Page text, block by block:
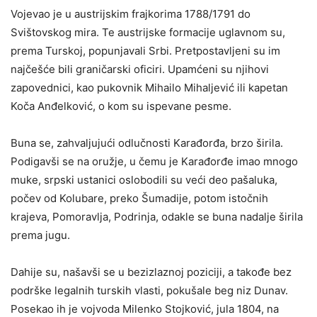
Vojevao je u austrijskim frajkorima 1788/1791 do
Svištovskog mira. Te austrijske formacije uglavnom su,
prema Turskoj, popunjavali Srbi. Pretpostavljeni su im
najčešće bili graničarski oficiri. Upamćeni su njihovi
zapovednici, kao pukovnik Mihailo Mihaljević ili kapetan
Koča Anđelković, o kom su ispevane pesme.
Buna se, zahvaljujući odlučnosti Karađorđa, brzo širila.
Podigavši se na oružje, u čemu je Karađorđe imao mnogo
muke, srpski ustanici oslobodili su veći deo pašaluka,
počev od Kolubare, preko Šumadije, potom istočnih
krajeva, Pomoravlja, Podrinja, odakle se buna nadalje širila
prema jugu.
Dahije su, našavši se u bezizlaznoj poziciji, a takođe bez
podrške legalnih turskih vlasti, pokušale beg niz Dunav.
Posekao ih je vojvoda Milenko Stojković, jula 1804, na